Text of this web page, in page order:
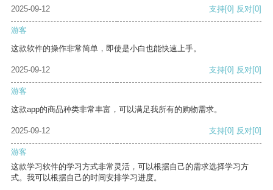
2025-09-12
支持[0] 反对[0]
游客
这款软件的操作非常简单，即使是小白也能快速上手。
2025-09-12 支持[0] 反对[0]
游客
这款app的商品种类非常丰富，可以满足我所有的购物需求。
2025-09-12 支持[0] 反对[0]
游客
这款学习软件的学习方式非常灵活，可以根据自己的需求选择学习方
式。我可以根据自己的时间安排学习进度。